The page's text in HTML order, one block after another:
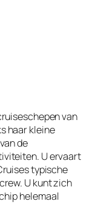
van
haar kleine
de
Uervaart
typische
U kunt zich
helemaal